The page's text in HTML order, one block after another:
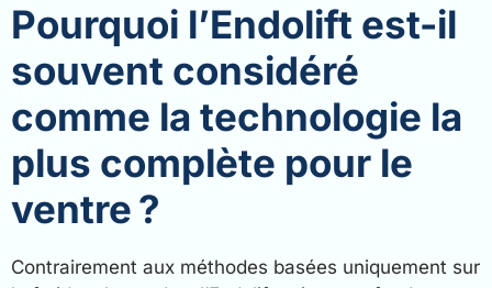
Pourquoi l’Endolift est-il
souvent considéré
comme la technologie la
plus complète pour le
ventre ?
Contrairement aux méthodes basées uniquement sur